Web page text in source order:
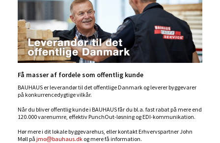
Få masser af fordele som offentlig kunde
BAUHAUS er leverandør til det offentlige Danmark og leverer byggevarer
på konkurrencedygtige vilkår.
Når du bliver offentlig kunde i BAUHAUS får du bl.a. fast rabat på mere end
120.000 varenumre, effektiv PunchOut-løsning og EDI-kommunikation.
Hør mere i dit lokale byggevarehus, eller kontakt Erhvervspartner John
Møll på jmo@bauhaus.dk og mere få information.